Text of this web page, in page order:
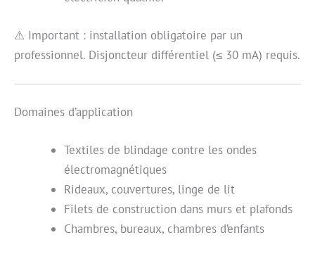
⚠ Important : installation obligatoire par un
professionnel. Disjoncteur différentiel (≤ 30 mA) requis.
Domaines d’application
Textiles de blindage contre les ondes
électromagnétiques
Rideaux, couvertures, linge de lit
Filets de construction dans murs et plafonds
Chambres, bureaux, chambres d’enfants